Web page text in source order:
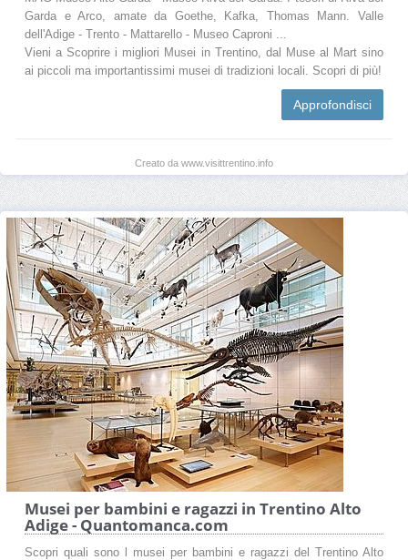
Garda e Arco, amate da Goethe, Kafka, Thomas Mann. Valle
dell'Adige - Trento - Mattarello - Museo Caproni ...
Vieni a Scoprire i migliori Musei in Trentino, dal Muse al Mart sino
ai piccoli ma importantissimi musei di tradizioni locali. Scopri di più!
Approfondisci
Creato da www.visittrentino.info
Musei per bambini e ragazzi in Trentino Alto
Adige - Quantomanca.com
Scopri quali sono l musei per bambini e ragazzi del Trentino Alto